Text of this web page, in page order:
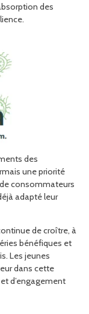
des
des
une priorité
consommateurs
adapté leur
de croître, à
bénéfiques et
Les jeunes
dans cette
d’engagement